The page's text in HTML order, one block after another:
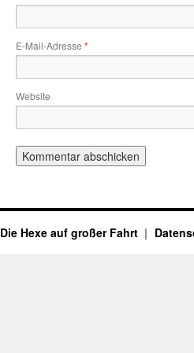
E-Mail-Adresse *
Website
Die Hexe auf großer Fahrt